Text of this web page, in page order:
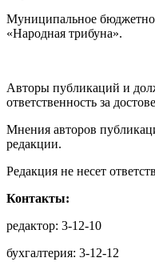
Муниципальное
«Народная трибуна».
Авторы публикаций и
ответственность за
Мнения авторов
редакции.
Редакция не несет
Контакты:
редактор: 3-12-10
бухгалтерия: 3-12-12